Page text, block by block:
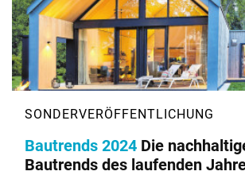
Bautrends 2024 Die
Bautrends des laufenden